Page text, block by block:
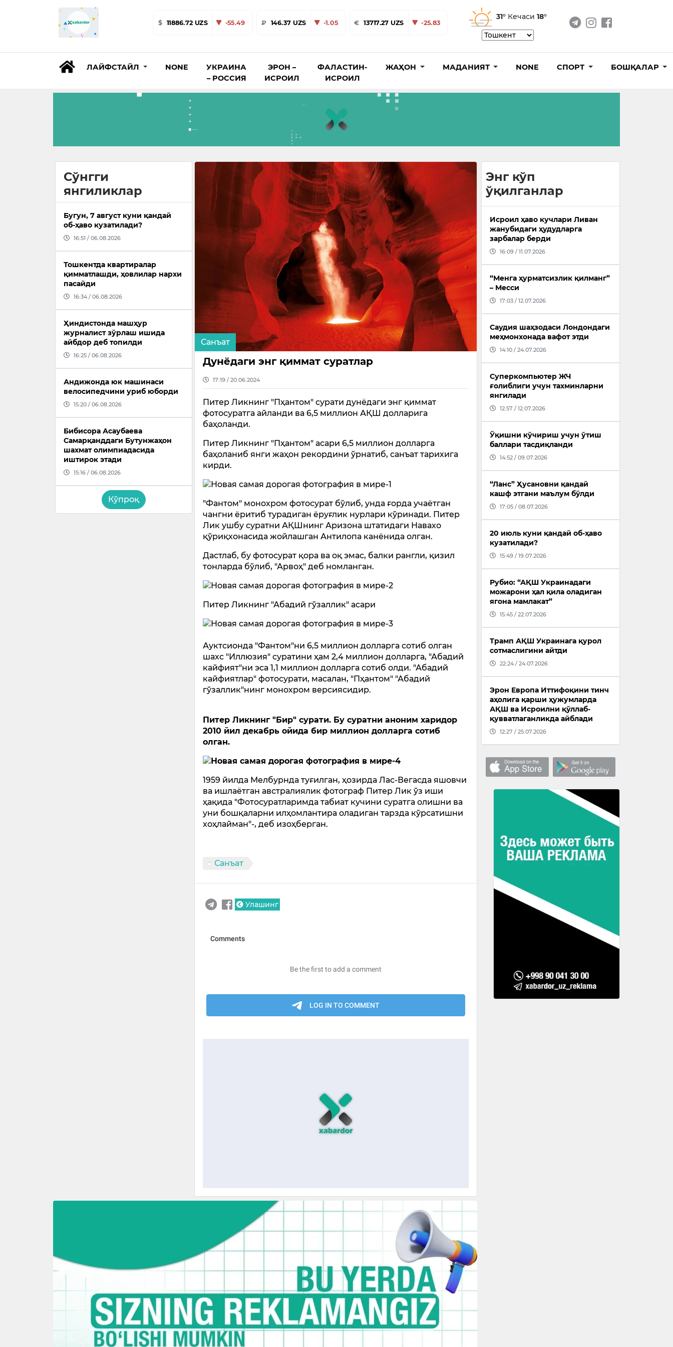
$ 11886.72 UZS -55.49 ₽ 146.37 UZS -1.05 € 13717.27 UZS -25.83
31° Кечаси 18°
ЛАЙФСТАЙЛ NONE
УКРАИНА
– РОССИЯ
ЭРОН –
ИСРОИЛ
ФАЛАСТИН-
ИСРОИЛ
ЖАҲОН МАДАНИЯТ NONE СПОРТ БОШҚАЛАР
Сўнгги
янгиликлар
Бугун, 7 август куни қандай
об-ҳаво кузатилади?
16:51 / 06.08.2026
Тошкентда квартиралар
қимматлашди, ҳовлилар нархи
пасайди
16:34 / 06.08.2026
Ҳиндистонда машҳур
журналист зўрлаш ишида
айбдор деб топилди
16:25 / 06.08.2026
Андижонда юк машинаси
велосипедчини уриб юборди
15:20 / 06.08.2026
Бибисора Асаубаева
Самарқанддаги Бутунжаҳон
шахмат олимпиадасида
иштирок этади
15:16 / 06.08.2026
Кўпроқ
Санъат
Дунёдаги энг қиммат суратлар
17:19 / 20.06.2024
Питер Ликнинг "Пҳантом" сурати дунёдаги энг қиммат
фотосуратга айланди ва 6,5 миллион АҚШ долларига
баҳоланди.
Питер Ликнинг "Пҳантом" асари 6,5 миллион долларга
баҳоланиб янги жаҳон рекордини ўрнатиб, санъат тарихига
кирди.
"Фантом" монохром фотосурат бўлиб, унда ғорда учаётган
чангни ёритиб турадиган ёруғлик нурлари кўринади. Питер
Лик ушбу суратни АҚШнинг Аризона штатидаги Навахо
қўриқхонасида жойлашган Антилопа канёнида олган.
Дастлаб, бу фотосурат қора ва оқ эмас, балки рангли, қизил
тонларда бўлиб, "Арвоҳ" деб номланган.
Питер Ликнинг "Абадий гўзаллик" асари
Ауктсионда "Фантом"ни 6,5 миллион долларга сотиб олган
шахс "Иллюзия" суратини ҳам 2,4 миллион долларга, "Абадий
кайфият"ни эса 1,1 миллион долларга сотиб олди. "Абадий
кайфиятлар" фотосурати, масалан, "Пҳантом" "Абадий
гўзаллик"нинг монохром версиясидир.
Питер Ликнинг "Бир" сурати. Бу суратни аноним харидор
2010 йил декабрь ойида бир миллион долларга сотиб
олган.
1959 йилда Мелбурнда туғилган, ҳозирда Лас-Вегасда яшовчи
ва ишлаётган австралиялик фотограф Питер Лик ўз иши
ҳақида "Фотосуратларимда табиат кучини суратга олишни ва
уни бошқаларни илҳомлантира оладиган тарзда кўрсатишни
хоҳлайман"-, деб изоҳберган.
Санъат
Улашинг
Энг кўп
ўқилганлар
Исроил ҳаво кучлари Ливан
жанубидаги ҳудудларга
зарбалар берди
16:09 / 11.07.2026
“Менга ҳурматсизлик қилманг”
– Месси
17:03 / 12.07.2026
Саудия шаҳзодаси Лондондаги
меҳмонхонада вафот этди
14:10 / 24.07.2026
Суперкомпьютер ЖЧ
ғолиблиги учун тахминларни
янгилади
12:57 / 12.07.2026
Ўқишни кўчириш учун ўтиш
баллари тасдиқланди
14:52 / 09.07.2026
“Ланс” Ҳусановни қандай
кашф этгани маълум бўлди
17:05 / 08.07.2026
20 июль куни қандай об-ҳаво
кузатилади?
15:49 / 19.07.2026
Рубио: “АҚШ Украинадаги
можарони ҳал қила оладиган
ягона мамлакат”
15:45 / 22.07.2026
Трамп АҚШ Украинага қурол
сотмаслигини айтди
22:24 / 24.07.2026
Эрон Европа Иттифоқини тинч
аҳолига қарши ҳужумларда
АҚШ ва Исроилни қўллаб-
қувватлаганликда айблади
12:27 / 25.07.2026